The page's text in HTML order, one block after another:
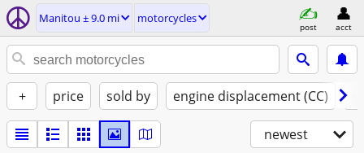
Manitou ± 9.0 mi motorcycles
post acct
+ price sold by engine displacement (CC)
newest